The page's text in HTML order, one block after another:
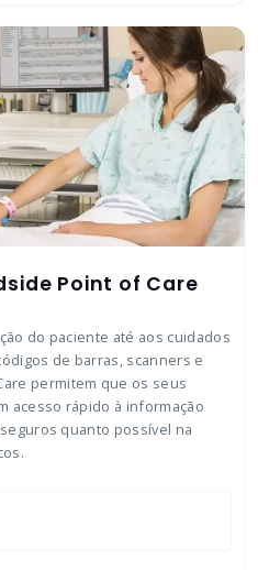
Point of Care
do paciente até aos cuidados
de barras, scanners e
permitem que os seus
acesso rápido à informação
quanto possível na